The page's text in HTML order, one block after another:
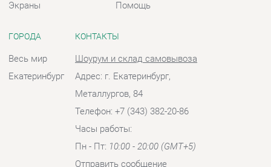
Часы работы:
© 2009-2026 Ванная-Екатеринбург